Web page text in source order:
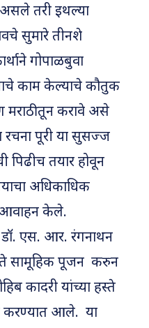
तरी इथल्या
सुमारे तीनशे
गोपाळबुवा
काम केल्याचे कौतुक
मराठीतून करावे असे
पूरी या सुसज्ज
पिढीच तयार होवून
अधिकाधिक
आवाहन केले.
डॉ. एस. आर. रंगनाथन
हस्ते सामूहिक पूजन करुन
कादरी यांच्या हस्ते
करण्यात आले. या